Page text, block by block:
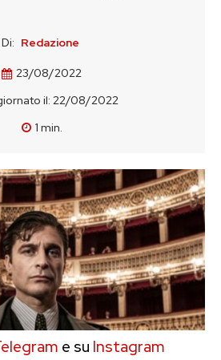
Di: Redazione
23/08/2022
il: 22/08/2022
1 min.
e su Instagram